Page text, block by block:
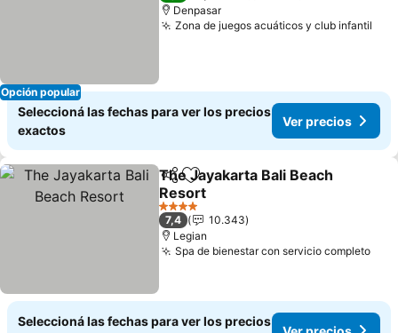
Opción popular
Denpasar
Zona de juegos acuáticos y club infantil
Seleccioná las fechas para ver los precios
exactos
Ver precios
Compartir
Añadir a favoritos
The Jayakarta Bali Beach
Resort
Ver precios
4 Estrellas
7,4
10.343
Legian
Spa de bienestar con servicio completoVer
Seleccioná las fechas para ver los precios